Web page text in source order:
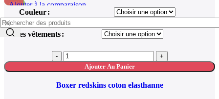
-40%
Ajouter à la comparaison
Aperçu rapide
Ajouter à la liste de souhaits
Couleur
Tailles vêtements
Ajouter Au Panier
Boxer redskins coton elasthanne